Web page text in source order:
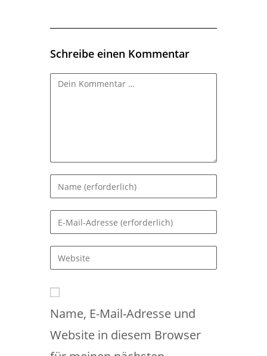
Schreibe einen Kommentar
Kommentar
Gib
deinen
Namen
oder
zum
Kommentieren
ein
Gib
deine
E-
Mail-
zum
ein
Gib
deine
URL
ein
Name, E-Mail-Adresse und
Website in diesem Browser